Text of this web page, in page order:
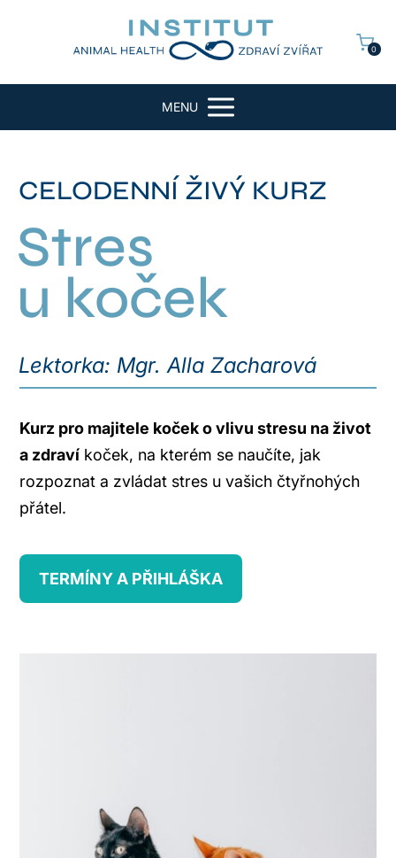
0
MENU
CELODENNÍ ŽIVÝ KURZ
Stres
u koček
Lektorka: Mgr. Alla Zacharová
Kurz pro majitele koček o vlivu stresu na život
a zdraví koček, na kterém se naučíte, jak
rozpoznat a zvládat stres u vašich čtyřnohých
přátel.
TERMÍNY A PŘIHLÁŠKA